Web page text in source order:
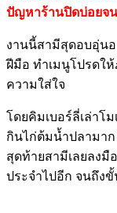
ปัญหาร้านปิดบ่อยจ
งานนี้สามีสุดอบอุ่นอ
ฝีมือ ทำเมนูโปรดให้
ความใส่ใจ
โดยคิมเบอร์ลี่เล่าโ
กินไก่ต้มน้ำปลามา
สุดท้ายสามีเลยลงมื
ประจำไปอีก จนถึง